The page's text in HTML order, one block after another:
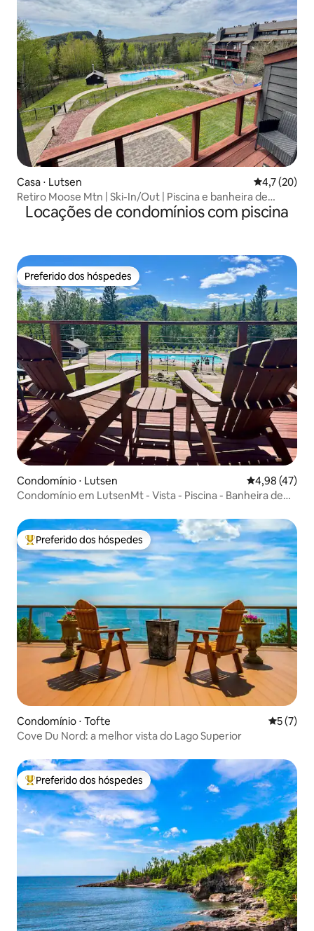
Casa ⋅ Lutsen 4,7 de uma
4,7 (20)
Retiro Moose Mtn | Ski-In/Out | Piscina e banheira de
hidromassagem
Locações de condomínios com piscina
Preferido dos hóspedes
Preferido dos hóspedes
Condomínio ⋅ Lutsen 4,98 de uma
4,98 (47)
Condomínio em LutsenMt - Vista - Piscina - Banheira de
Entre os melhores preferidos dos hóspedes
Preferido dos hóspedes
Condomínio ⋅ Tofte 5 de
5 (7)
Cove Du Nord: a melhor vista do Lago Superior
Entre os melhores preferidos dos hóspedes
Preferido dos hóspedes